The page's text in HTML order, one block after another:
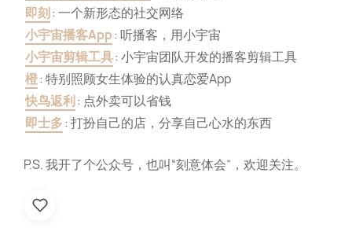
即刻 : 一个新形态的社交网络
小宇宙播客App: 听播客，用小宇宙
小宇宙剪辑工具: 小宇宙团队开发的播客剪辑工具
橙: 特别照顾女生体验的认真恋爱App
快鸟返利 : 点外卖可以省钱
即士多: 打扮自己的店，分享自己心水的东西
P.S. 我开了个公众号，也叫“刻意体会”，欢迎关注。